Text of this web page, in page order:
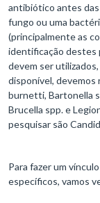
antibiótico antes
fungo ou uma
(principalmente as
identificação destes
devem ser
disponível, devemos
burnetti, Bartonella
Brucella spp. e
pesquisar são
Para fazer um
específicos, vamos